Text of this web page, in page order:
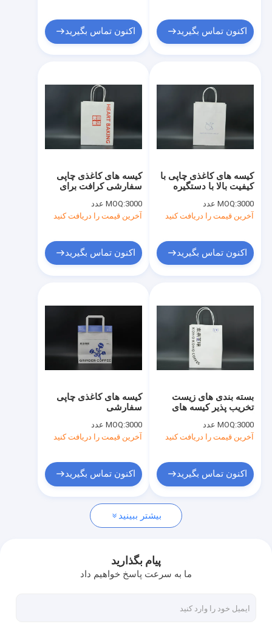
محصولات
درباره ما
تور کارخانه
با ما تماس بگیرید
اخبار
کیسه های کاغذی زیست محیطی
کیسه های کاغذی کرافت
کیسه های کاغذی شخصی
دسته کیسه های کاغذی
اکنون تماس بگیرید اکنون تماس بگیرید
کیسه های کاغذی چاپی
سفارشی کرافت برای
MOQ:3000 عدد
آخرین قیمت را دریافت کنید
اکنون تماس بگیرید
کیسه های کاغذی چاپی با
کیفیت بالا با دستگیره
MOQ:3000 عدد
آخرین قیمت را دریافت کنید
اکنون تماس بگیرید
کیسه های کاغذی چاپی
سفارشی
MOQ:3000 عدد
آخرین قیمت را دریافت کنید
اکنون تماس بگیرید
بسته بندی های زیست
تخریب پذیر کیسه های
کیسه های کاغذی چاپی
سفارشی با دسته
MOQ:3000 عدد
آخرین قیمت را دریافت کنید
اکنون تماس بگیرید
بیشتر ببینید
پیام بگذارید
ما به سرعت پاسخ خواهیم داد